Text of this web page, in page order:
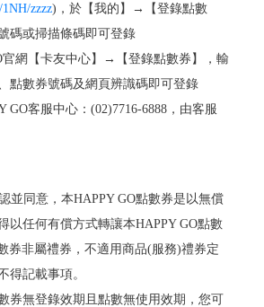
zzzz)，於【我的】→【登錄點數
碼或掃描條碼即可登錄
官網【卡友中心】→【登錄點數券】，輸
點數券號碼及網頁辨識碼即可登錄
GO客服中心：(02)7716-6888，由客服
並同意，本HAPPY GO點數券是以無償
以任何有償方式轉讓本HAPPY GO點數
券非屬禮券，不適用商品(服務)禮券定
得記載事項。
券無登錄效期且點數無使用效期，您可